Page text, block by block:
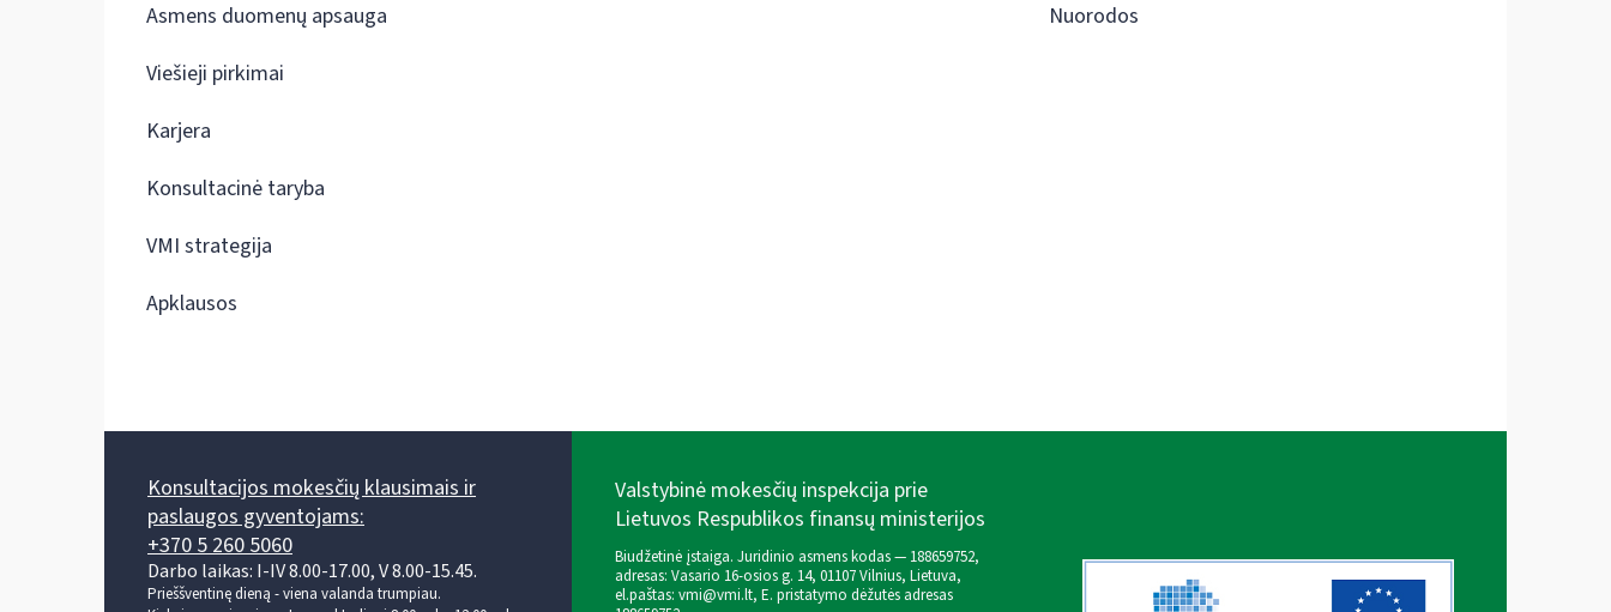
Asmens duomenų apsauga
Viešieji pirkimai
Karjera
Konsultacinė taryba
VMI strategija
Apklausos
Nuorodos
Konsultacijos mokesčių klausimais ir
paslaugos gyventojams:
+370 5 260 5060
Darbo laikas: I-IV 8.00-17.00, V 8.00-15.45.
Prieššventinę dieną - viena valanda trumpiau.
Valstybinė mokesčių inspekcija prie
Lietuvos Respublikos finansų ministerijos
Biudžetinė įstaiga. Juridinio asmens kodas — 188659752,
adresas: Vasario 16-osios g. 14, 01107 Vilnius, Lietuva,
el.paštas: vmi@vmi.lt, E. pristatymo dėžutės adresas